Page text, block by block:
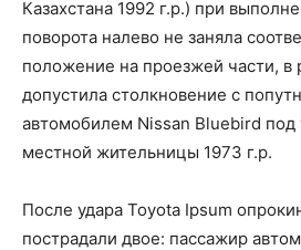
Казахстана 1992 г.р.) при
поворота налево не заняла
положение на проезжей части, в
допустила столкновение с
автомобилем Nissan Bluebird под
местной жительницы 1973 г.р.
После удара Toyota Ipsum
пострадали двое: пассажир